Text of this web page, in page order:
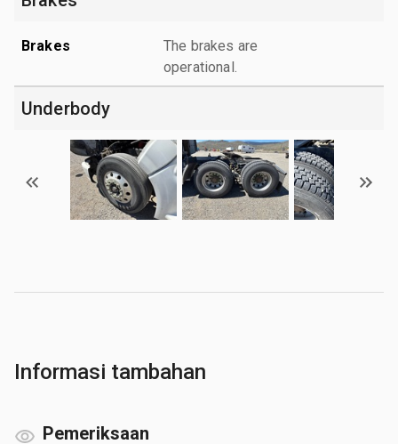
Brakes
The brakes are
operational.
Underbody
Informasi tambahan
Pemeriksaan